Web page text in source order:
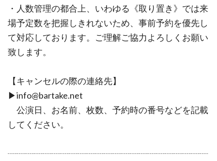
・人数管理の都合上、いわゆる《取り置き》では来
場予定数を把握しきれないため、事前予約を優先し
て対応しております。ご理解ご協力よろしくお願い
致します。
【キャンセルの際の連絡先】
▶︎info@bartake.net
公演日、お名前、枚数、予約時の番号などを記載
してください。
┈┈┈┈┈┈┈┈┈┈┈┈┈┈┈┈┈┈┈┈┈┈┈